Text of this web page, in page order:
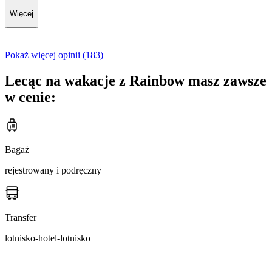
Więcej
Pokaż więcej opinii (183)
Lecąc na wakacje z Rainbow masz zawsze
w cenie:
Bagaż
rejestrowany i podręczny
Transfer
lotnisko-hotel-lotnisko